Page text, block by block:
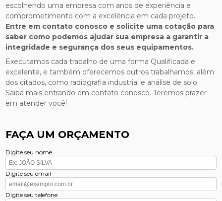
escolhendo uma empresa com anos de experiência e
comprometimento com a excelência em cada projeto.
Entre em contato conosco e solicite uma cotação para
saber como podemos ajudar sua empresa a garantir a
integridade e segurança dos seus equipamentos.
Executamos cada trabalho de uma forma Qualificada e
excelente, e também oferecemos outros trabalhamos, além
dos citados, como radiografia industrial e análise de solo.
Saiba mais entrando em contato conosco. Teremos prazer
em atender você!
FAÇA UM ORÇAMENTO
Digite seu nome
Digite seu email
Digite seu telefone